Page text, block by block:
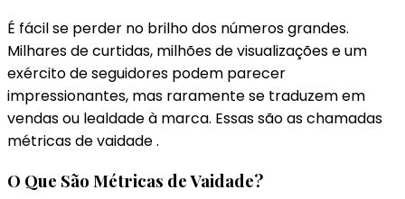
É fácil se perder no brilho dos números grandes.
Milhares de curtidas, milhões de visualizações e um
exército de seguidores podem parecer
impressionantes, mas raramente se traduzem em
vendas ou lealdade à marca. Essas são as chamadas
métricas de vaidade .
O Que São Métricas de Vaidade?